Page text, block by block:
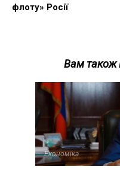
флоту» Росії
Вам також
Економіка